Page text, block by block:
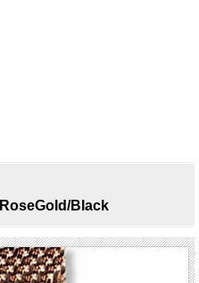
Black